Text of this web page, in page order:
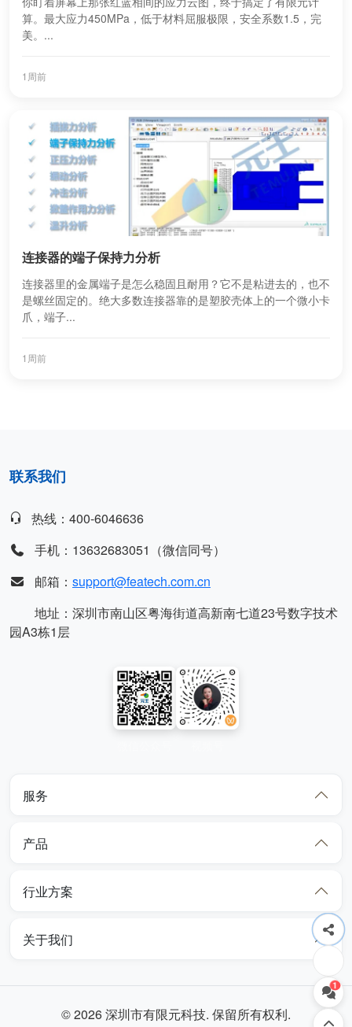
算。最大应力450MPa，低于材料屈服极限，安全系数1.5，完
美。...
1周前
连接器的端子保持力分析
连接器里的金属端子是怎么稳固且耐用？它不是粘进去的，也不
是螺丝固定的。绝大多数连接器靠的是塑胶壳体上的一个微小卡
爪，端子...
1周前
联系我们
热线：400-6046636
手机：13632683051（微信同号）
邮箱： support@featech.com.cn
地址：深圳市南山区粤海街道高新南七道23号数字技术
园A3栋1层
服务
产品
行业方案
关于我们
© 2026 深圳市有限元科技. 保留所有权利.
1